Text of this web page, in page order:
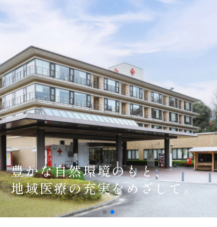
豊かな自然環境のもと、
地域医療の充実をめざして。